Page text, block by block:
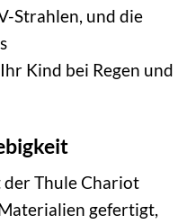
Strahlen, und die
Kind bei Regen und
der Thule Chariot
gefertigt,